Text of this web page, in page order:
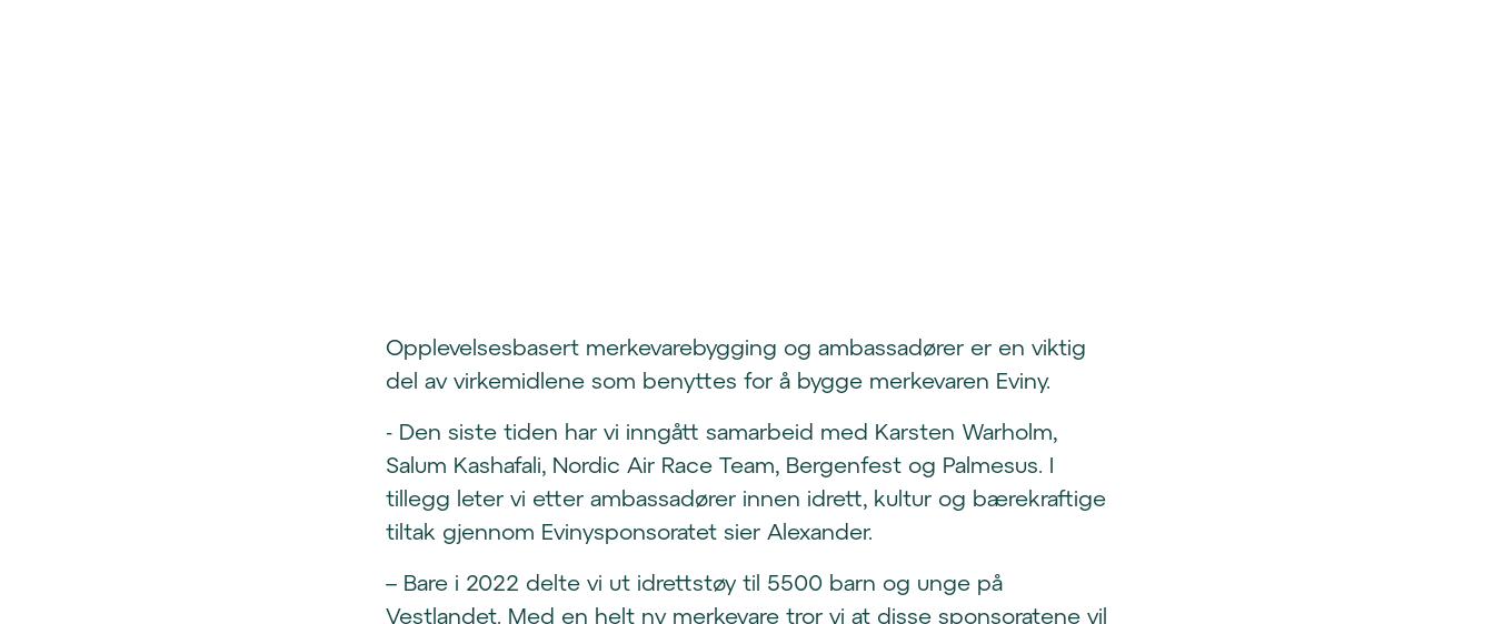
Opplevelsesbasert merkevarebygging og ambassadører er en viktig
del av virkemidlene som benyttes for å bygge merkevaren Eviny.
- Den siste tiden har vi inngått samarbeid med Karsten Warholm,
Salum Kashafali, Nordic Air Race Team, Bergenfest og Palmesus. I
tillegg leter vi etter ambassadører innen idrett, kultur og bærekraftige
tiltak gjennom Evinysponsoratet sier Alexander.
– Bare i 2022 delte vi ut idrettstøy til 5500 barn og unge på
Vestlandet. Med en helt ny merkevare tror vi at disse sponsoratene vil